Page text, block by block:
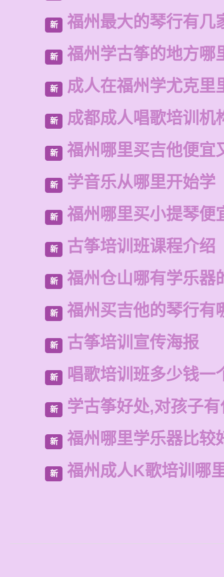
新 福州最大的琴行有几
新 福州学古筝的地方哪
新 成人在福州学尤克里
新 成都成人唱歌培训机
新 福州哪里买吉他便宜
新 学音乐从哪里开始学
新 福州哪里买小提琴便
新 古筝培训班课程介绍
新 福州仓山哪有学乐器
新 福州买吉他的琴行有
新 古筝培训宣传海报
新 唱歌培训班多少钱一
新 学古筝好处,对孩子
新 福州哪里学乐器比较
新 福州成人K歌培训哪